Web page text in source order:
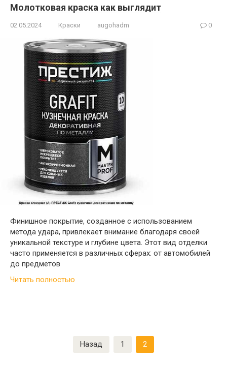
Молотковая краска как выглядит
02.05.2024 Краски augohadm 0
Финишное покрытие, созданное с использованием
метода удара, привлекает внимание благодаря своей
уникальной текстуре и глубине цвета. Этот вид отделки
часто применяется в различных сферах: от автомобилей
до предметов
Читать полностью
Назад 1 2